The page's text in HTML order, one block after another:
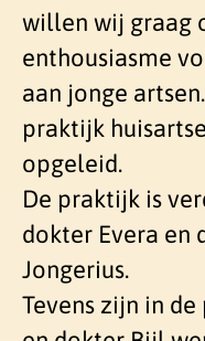
willen wij graag
enthousiasme
aan jonge
praktijk
opgeleid.
De praktijk is
dokter Evera en
Jongerius.
Tevens zijn in